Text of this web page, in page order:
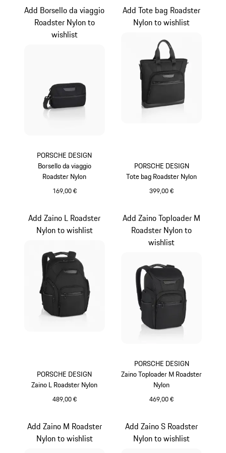
PORSCHE DESIGN
Borsello da viaggio
Roadster Nylon
169,00 €
Add Borsello da viaggio
Roadster Nylon to
wishlist
PORSCHE DESIGN
Tote bag Roadster Nylon
399,00 €
Add Tote bag Roadster
Nylon to wishlist
PORSCHE DESIGN
Zaino L Roadster Nylon
489,00 €
Add Zaino L Roadster
Nylon to wishlist
PORSCHE DESIGN
Zaino Toploader M Roadster
Nylon
469,00 €
Add Zaino Toploader M
Roadster Nylon to
wishlist
Add Zaino M Roadster
Nylon to wishlist
Add Zaino S Roadster
Nylon to wishlist